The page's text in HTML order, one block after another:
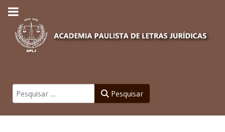
Pesquisar Pesquisar